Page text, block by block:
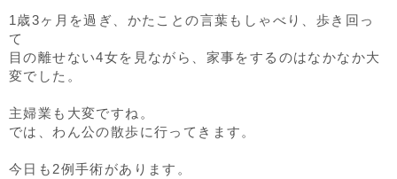
1歳3ヶ月を過ぎ、かたことの言葉もしゃべり、歩き回っ
て
目の離せない4女を見ながら、家事をするのはなかなか大
変でした。
主婦業も大変ですね。
では、わん公の散歩に行ってきます。
今日も2例手術があります。